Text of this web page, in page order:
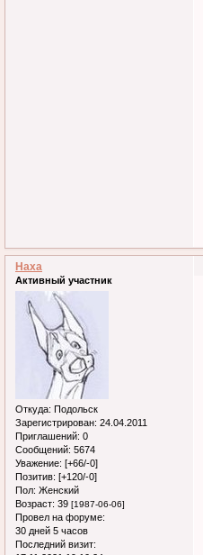
Наха
Активный участник
Откуда: Подольск
Зарегистрирован: 24.04.2011
Приглашений: 0
Сообщений: 5674
Уважение: [+66/-0]
Позитив: [+120/-0]
Пол: Женский
Возраст: 39 [1987-06-06]
Провел на форуме:
30 дней 5 часов
Последний визит: